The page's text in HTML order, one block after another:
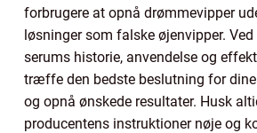
forbrugere at opnå drømmevipper
løsninger som falske øjenvipper.
serums historie, anvendelse og
træffe den bedste beslutning for
og opnå ønskede resultater. Husk
producentens instruktioner nøje og